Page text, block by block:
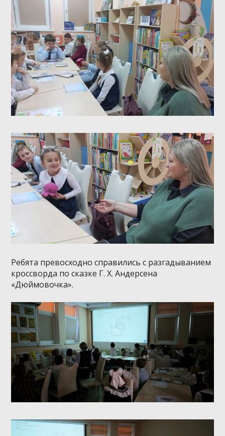
Ребята превосходно справились с разгадыванием
кроссворда по сказке Г. Х. Андерсена
«Дюймовочка».